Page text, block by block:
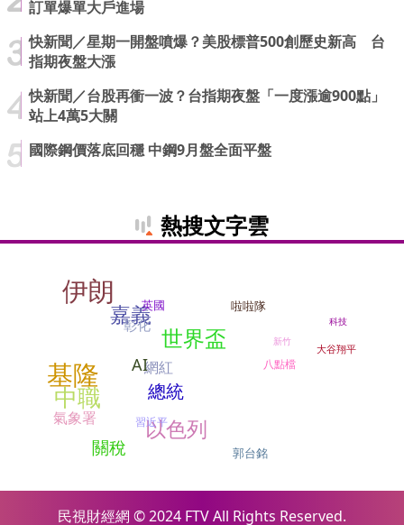
訂單爆單大戶進場
快新聞／星期一開盤噴爆？美股標普500創歷史新高 台
指期夜盤大漲
快新聞／台股再衝一波？台指期夜盤「一度漲逾900點」
站上4萬5大關
國際鋼價落底回穩 中鋼9月盤全面平盤
熱搜文字雲
網紅
總統
世界盃
伊朗
嘉義 啦啦隊
AI
彰化
關稅
以色列
中職
科技
氣象署
新竹
英國
郭台銘
八點檔
習近平
大谷翔平
基隆
民視財經網 © 2024 FTV All Rights Reserved.